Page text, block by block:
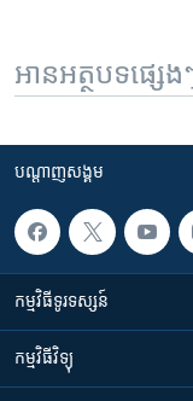
អានអត្ថបទផ្សេ
បណ្តាញ​សង្គម
កម្មវិធី​ទូរទស្សន៍
កម្មវិធី​វិទ្យុ